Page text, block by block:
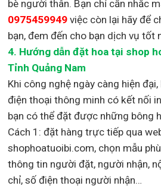
bè người thân. Bạn chỉ cần nhắc
0975459949việc còn lại hãy để
bạn, đem đến cho bạn dịch vụ tốt
4. Hướng dẫn đặt hoa tại shop
Tỉnh Quảng Nam
Khi công nghệ ngày càng hiện
điện thoại thông minh có kết nối
bạn có thể đặt được những bông
Cách 1: đặt hàng trực tiếp qua
shophoatuoibi.com, chọn mẫu
thông tin người đặt, người nhận,
chỉ, số điện thoại người nhận…